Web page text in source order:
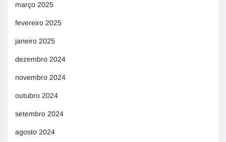
março 2025
fevereiro 2025
janeiro 2025
dezembro 2024
novembro 2024
outubro 2024
setembro 2024
agosto 2024